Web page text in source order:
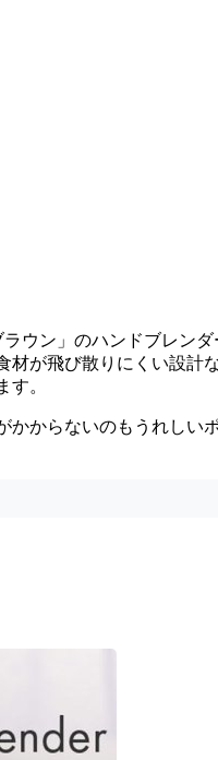
ウン」のハンドブレンダ
材が飛び散りにくい設計
。
かからないのもうれしい